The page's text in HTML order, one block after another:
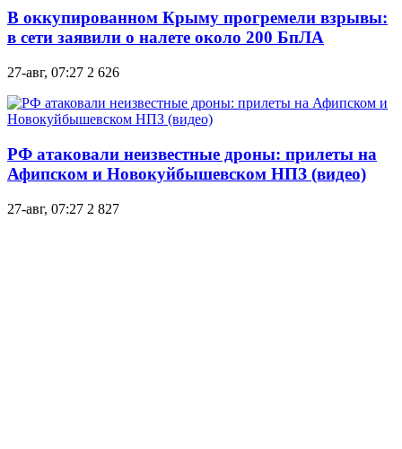
В оккупированном Крыму прогремели взрывы:
в сети заявили о налете около 200 БпЛА
27-авг, 07:27 2 626
РФ атаковали неизвестные дроны: прилеты на
Афипском и Новокуйбышевском НПЗ (видео)
27-авг, 07:27 2 827